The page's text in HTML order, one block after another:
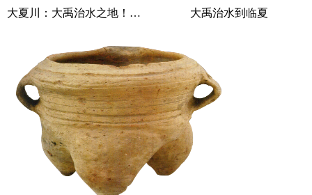
大夏川：大禹治水之地！他儿子以此地为名，建立夏王朝 大禹治水到临夏